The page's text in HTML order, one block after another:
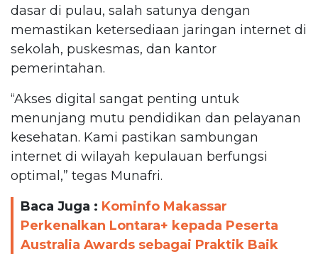
dasar di pulau, salah satunya dengan
memastikan ketersediaan jaringan internet di
sekolah, puskesmas, dan kantor
pemerintahan.
“Akses digital sangat penting untuk
menunjang mutu pendidikan dan pelayanan
kesehatan. Kami pastikan sambungan
internet di wilayah kepulauan berfungsi
optimal,” tegas Munafri.
Baca Juga : Kominfo Makassar
Perkenalkan Lontara+ kepada Peserta
Australia Awards sebagai Praktik Baik